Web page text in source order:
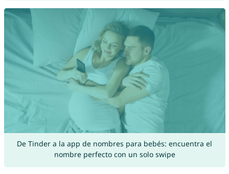
De Tinder a la app de nombres para bebés: encuentra el
nombre perfecto con un solo swipe